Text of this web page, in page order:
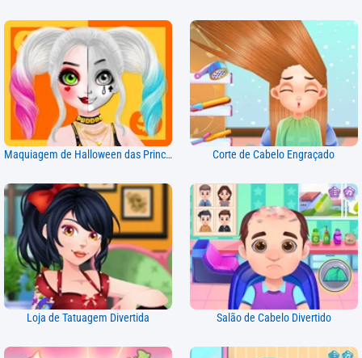
Maquiagem de Halloween das Princesas Corte de Cabelo Engraçado
Loja de Tatuagem Divertida Salão de Cabelo Divertido